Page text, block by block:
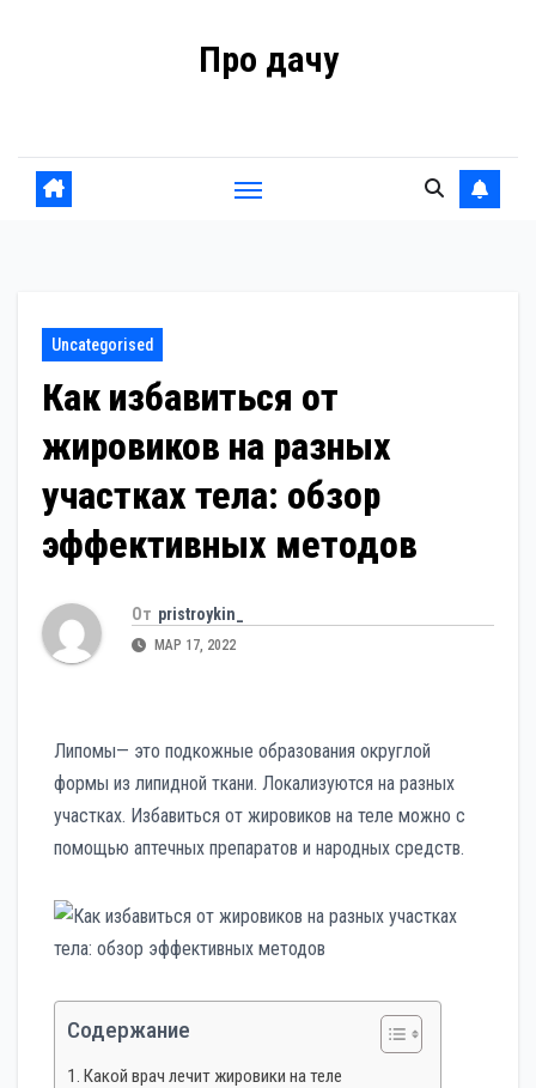
Про дачу
Uncategorised
Как избавиться от
жировиков на разных
участках тела: обзор
эффективных методов
От pristroykin_
МАР 17, 2022
Липомы— это подкожные образования округлой
формы из липидной ткани. Локализуются на разных
участках. Избавиться от жировиков на теле можно с
помощью аптечных препаратов и народных средств.
Содержание
Какой врач лечит жировики на теле